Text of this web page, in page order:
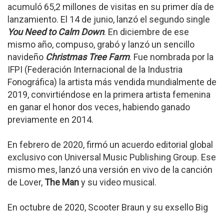
acumuló 65,2 millones de visitas en su primer día de
lanzamiento. El 14 de junio, lanzó el segundo single
You Need to Calm Down. En diciembre de ese
mismo año, compuso, grabó y lanzó un sencillo
navideño Christmas Tree Farm. Fue nombrada por la
IFPI (Federación Internacional de la Industria
Fonográfica) la artista más vendida mundialmente de
2019, convirtiéndose en la primera artista femenina
en ganar el honor dos veces, habiendo ganado
previamente en 2014.
En febrero de 2020, firmó un acuerdo editorial global
exclusivo con Universal Music Publishing Group. Ese
mismo mes, lanzó una versión en vivo de la canción
de Lover, The Many su video musical.
En octubre de 2020, Scooter Braun y su exsello Big